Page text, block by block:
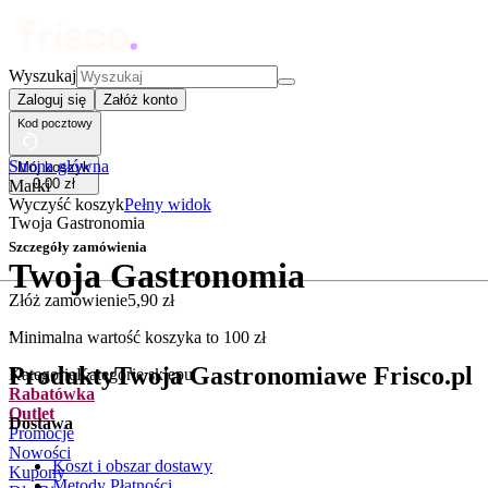
Wyszukaj
Zaloguj się Załóż konto
Kod pocztowy
Mój koszyk
0,00 zł
Wyczyść koszykPełny widok
Szczegóły zamówienia
Złóż zamówienie5,90 zł
Minimalna wartość koszyka to 100 zł
KategorieKategorie sklepu
Rabatówka
Outlet
Promocje
Nowości
Kupony
Strona główna
Marki
Twoja Gastronomia
Twoja Gastronomia
.
ProduktyTwoja Gastronomiawe Frisco.pl
Dostawa
Koszt i obszar dostawy